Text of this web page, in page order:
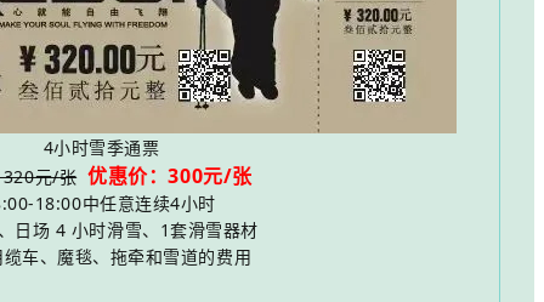
4小时雪季通票
320元/张 优惠价：300元/张
18:00中任意连续4小时
日场 4 小时滑雪、1套滑雪器材
车、魔毯、拖牵和雪道的费用